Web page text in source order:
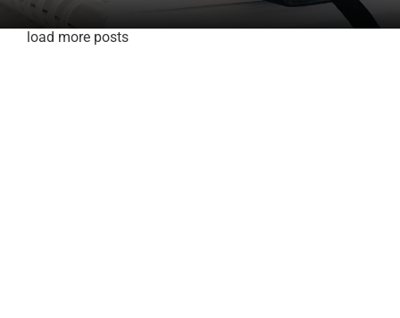
load more posts